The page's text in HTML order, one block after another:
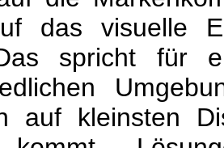
das visuelle
spricht für
auf kleinsten